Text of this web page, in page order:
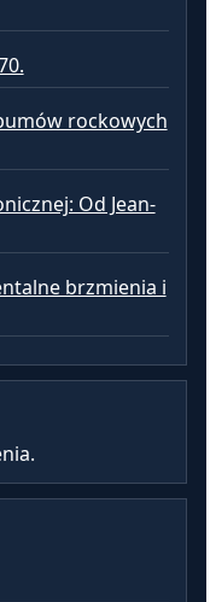
rockowych
Od Jean-
brzmienia i